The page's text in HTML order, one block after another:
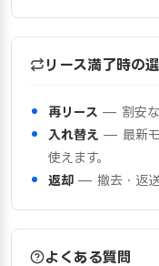
リース満了時の
再リース — 割安な
入れ替え — 最新モ
使えます。
返却 — 撤去・返送
よくある質問